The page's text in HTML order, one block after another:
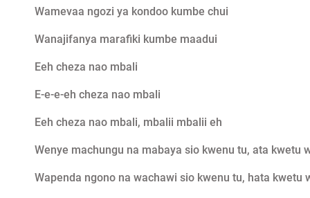
Wamevaa ngozi ya kondoo kumbe chui
Wanajifanya marafiki kumbe maadui
Eeh cheza nao mbali
E-e-e-eh cheza nao mbali
Eeh cheza nao mbali, mbalii mbalii eh
Wenye machungu na mabaya sio kwenu tu, ata kwetu
Wapenda ngono na wachawi sio kwenu tu, hata kwetu